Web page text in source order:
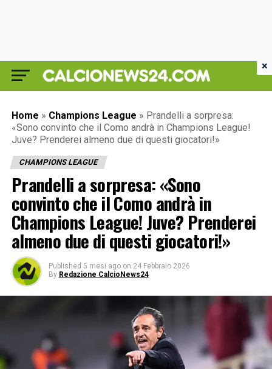
Home » Champions League » Prandelli a sorpresa:
«Sono convinto che il Como andrà in Champions League!
Juve? Prenderei almeno due di questi giocatori!»
CHAMPIONS LEAGUE
Prandelli a sorpresa: «Sono
convinto che il Como andrà in
Champions League! Juve? Prenderei
almeno due di questi giocatori!»
Published 5 mesi ago on 24 Febbraio 2026
By Redazione CalcioNews24
×